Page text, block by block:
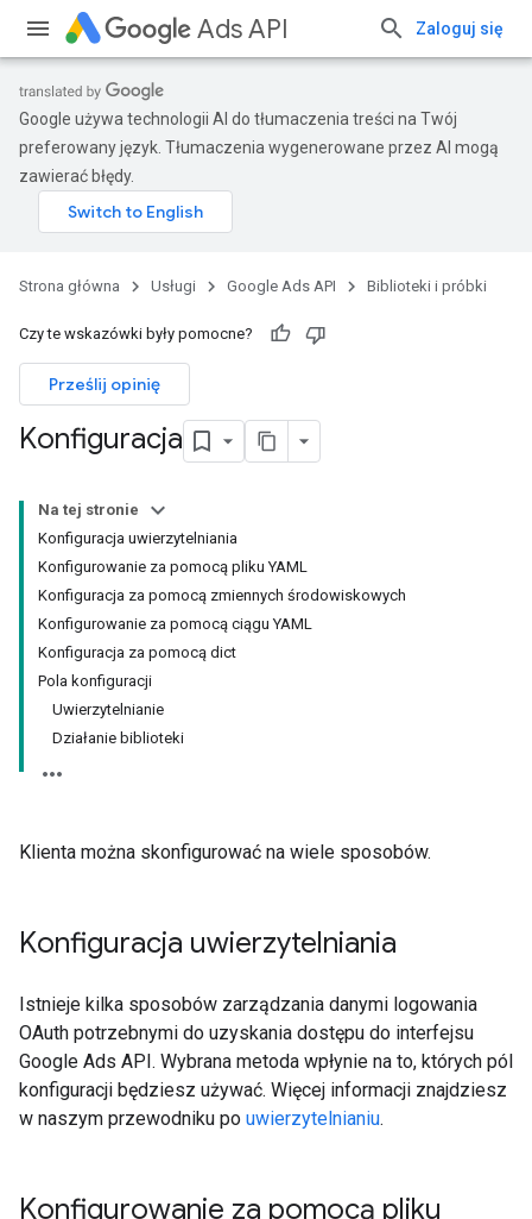
Ads API Zaloguj się
Google używa technologii AI do tłumaczenia treści na Twój
preferowany język. Tłumaczenia wygenerowane przez AI mogą
zawierać błędy.
Strona główna Usługi Google Ads API Biblioteki i próbki
Czy te wskazówki były pomocne?
Prześlij opinię
Konfiguracja
Na tej stronie
Konfiguracja uwierzytelniania
Konfigurowanie za pomocą pliku YAML
Konfiguracja za pomocą zmiennych środowiskowych
Konfigurowanie za pomocą ciągu YAML
Konfiguracja za pomocą dict
Pola konfiguracji
Uwierzytelnianie
Działanie biblioteki
Klienta można skonfigurować na wiele sposobów.
Konfiguracja uwierzytelniania
Istnieje kilka sposobów zarządzania danymi logowania
OAuth potrzebnymi do uzyskania dostępu do interfejsu
Google Ads API. Wybrana metoda wpłynie na to, których pól
konfiguracji będziesz używać. Więcej informacji znajdziesz
w naszym przewodniku po uwierzytelnianiu.
Konfigurowanie za pomocą pliku